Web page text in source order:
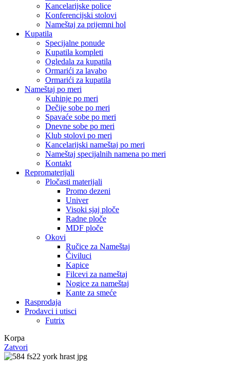
Kancelarijske police
Konferencijski stolovi
Nameštaj za prijemni hol
Kupatila
Specijalne ponude
Kupatila kompleti
Ogledala za kupatila
Ormarići za lavabo
Ormarići za kupatila
Nameštaj po meri
Kuhinje po meri
Dečije sobe po meri
Spavaće sobe po meri
Dnevne sobe po meri
Klub stolovi po meri
Kancelarijski nameštaj po meri
Nameštaj specijalnih namena po meri
Kontakt
Repromaterijali
Pločasti materijali
Promo dezeni
Univer
Visoki sjaj ploče
Radne ploče
MDF ploče
Okovi
Ručice za Nameštaj
Čiviluci
Kapice
Filcevi za nameštaj
Nogice za nameštaj
Kante za smeće
Rasprodaja
Prodavci i utisci
Futrix
Korpa
Zatvori